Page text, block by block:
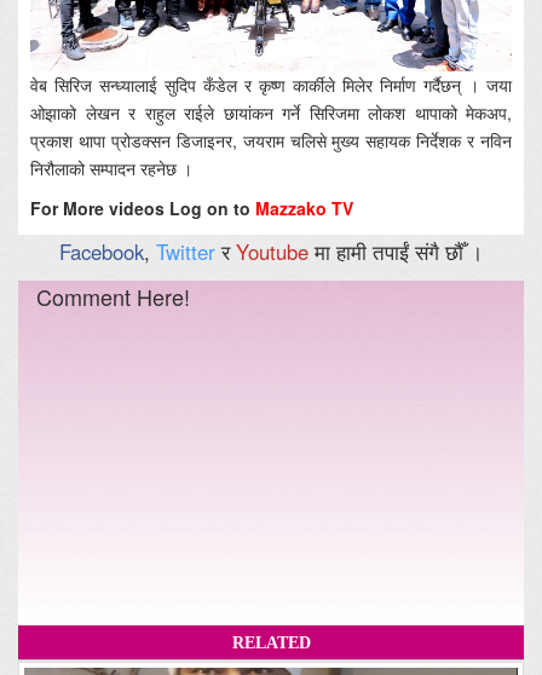
वेब सिरिज सन्ध्यालाई सुदिप कँडेल र कृष्ण कार्कीले मिलेर निर्माण गर्दैछन् । जया
ओझाको लेखन र राहुल राईले छायांकन गर्ने सिरिजमा लोकश थापाको मेकअप,
प्रकाश थापा प्रोडक्सन डिजाइनर, जयराम चलिसे मुख्य सहायक निर्देशक र नविन
निरौलाको सम्पादन रहनेछ ।
For More videos Log on to Mazzako TV
Facebook, TwitterरYoutubeमा हामी तपाईं संगै छौँ ।
Comment Here!
RELATED